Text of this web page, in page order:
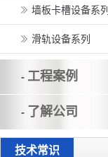
墙板卡槽设备系列
滑轨设备系列
- 工程案例
- 了解公司
技术常识